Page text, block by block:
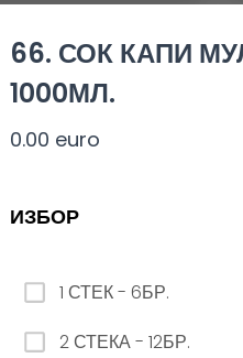
ЗАМЯНА НА ЛИМОНАДА AQUA 12бр. - 500мл
66. СОК КАПИ
1000МЛ.
0.00 euro
ИЗБОР
1 СТЕК - 6БР.
2 СТЕКА - 12БР.